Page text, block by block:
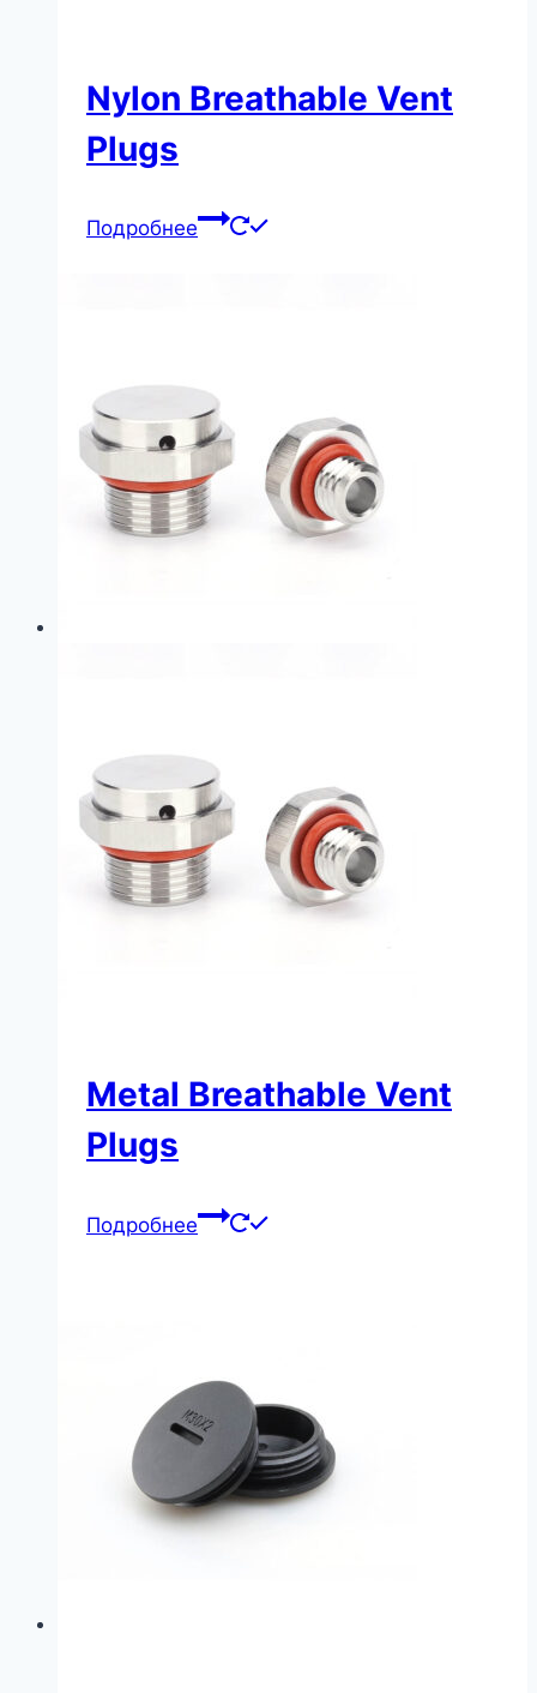
Nylon Breathable Vent
Plugs
Подробнее
Metal Breathable Vent
Plugs
Подробнее